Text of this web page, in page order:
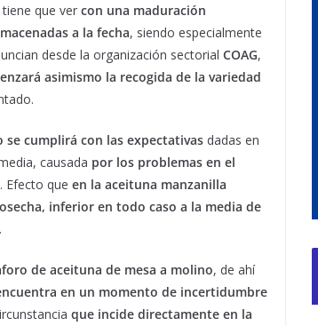
tiene que ver con una maduración
a la fecha, siendo especialmente
desde la organización sectorial COAG,
asimismo la recogida de la variedad
se cumplirá con las expectativas dadas en
causada por los problemas en el
. Efecto que en la aceituna manzanilla
inferior en todo caso a la media de
de aceituna de mesa a molino, de ahí
en un momento de incertidumbre
que incide directamente en la